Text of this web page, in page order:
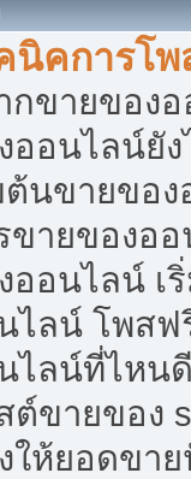
นิคการโ
กขายของ
ออนไลน์ยั
ต้นขายของ
ขายของอ
ออนไลน์ เ
ไลน์ โพสฟ
ไลน์ที่ไหน
ต์ขายของ
ให้ยอดขา